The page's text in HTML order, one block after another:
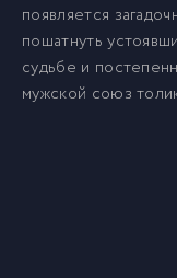
появляется
пошатнуть
судьбе и
мужской союз